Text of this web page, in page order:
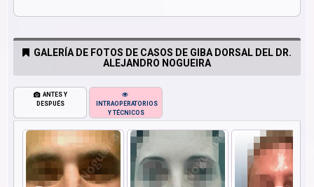
GALERÍA DE FOTOS DE CASOS DE GIBA DORSAL DEL DR.
ALEJANDRO NOGUEIRA
ANTES Y
DESPUÉS
INTRAOPERATORIOS
Y TÉCNICOS